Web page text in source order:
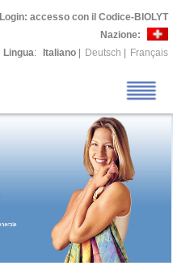
Login: accesso con il Codice-BIOLYT
Nazione:
Lingua: Italiano Deutsch Français